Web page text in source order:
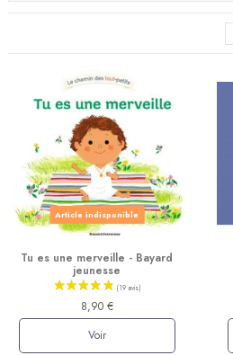
Article indisponible
Tu es une merveille - Bayard
jeunesse
8,90 €
Voir